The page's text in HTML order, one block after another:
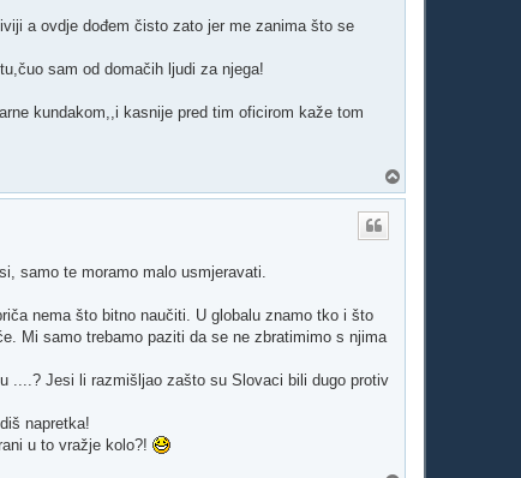
a ovdje dođem čisto zato jer me zanima što se
sam od domačih ljudi za njega!
kundakom,,i kasnije pred tim oficirom kaže tom
r
samo te moramo malo usmjeravati.
nema što bitno naučiti. U globalu znamo tko i što
Mi samo trebamo paziti da se ne zbratimimo s njima
....? Jesi li razmišljao zašto su Slovaci bili dugo protiv
napretka!
u to vražje kolo?!